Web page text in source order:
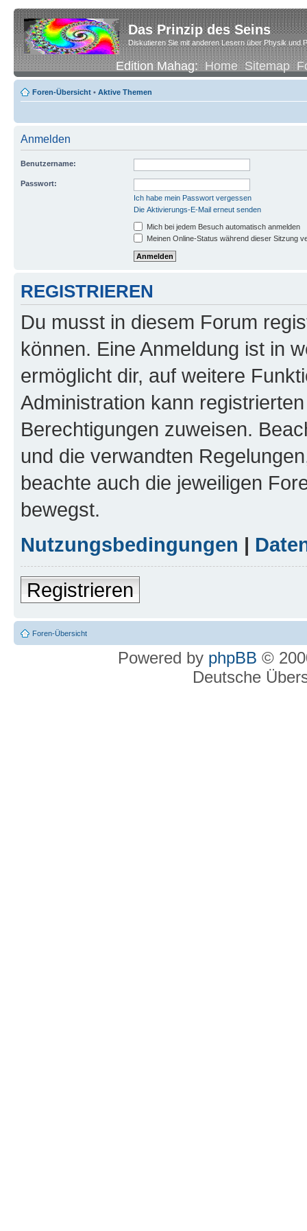
Das Prinzip des Seins
Diskutieren Sie mit anderen Lesern über Physik und
Edition Mahag:Home Sitemap
Foren-Übersicht • Aktive Themen
Anmelden
Benutzername:
Passwort:
Ich habe mein Passwort vergessen
Die Aktivierungs-E-Mail erneut senden
Mich bei jedem Besuch automatisch anmelden
Meinen Online-Status während dieser Sitzung
REGISTRIEREN
Du musst in diesem Forum
können. Eine Anmeldung ist in
ermöglicht dir, auf weitere
Administration kann
Berechtigungen zuweisen.
und die verwandten
beachte auch die jeweiligen
bewegst.
Nutzungsbedingungen |
Registrieren
Foren-Übersicht
Powered by phpBB ©
Deutsche